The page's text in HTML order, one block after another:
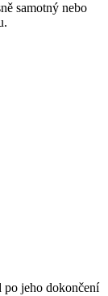
samotný nebo
po jeho dokončení